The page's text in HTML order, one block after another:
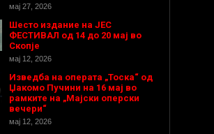
мај 27, 2026
Шесто издание на ЈЕС
ФЕСТИВАЛ од 14 до 20 мај во
Скопје
мај 12, 2026
Изведба на операта „Тоска“ од
Џакомо Пучини на 16 мај во
рамките на „Мајски оперски
вечери“
мај 12, 2026